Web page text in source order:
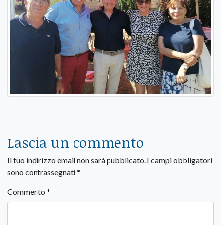
Lascia un commento
Il tuo indirizzo email non sarà pubblicato. I campi obbligatori
sono contrassegnati*
Commento *